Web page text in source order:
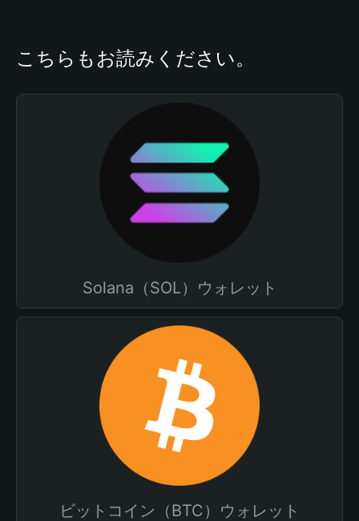
こちらもお読みください。
Solana（SOL）ウォレット
ビットコイン（BTC）ウォレット